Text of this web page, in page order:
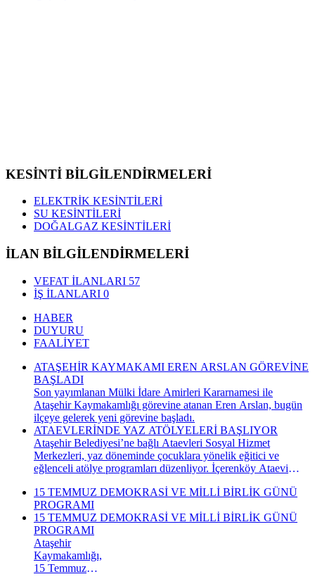
KESİNTİ BİLGİLENDİRMELERİ
ELEKTRİK KESİNTİLERİ
SU KESİNTİLERİ
DOĞALGAZ KESİNTİLERİ
İLAN BİLGİLENDİRMELERİ
VEFAT İLANLARI 57
İŞ İLANLARI 0
HABER
DUYURU
FAALİYET
ATAŞEHİR KAYMAKAMI EREN ARSLAN GÖREVİNE
BAŞLADI
Son yayımlanan Mülki İdare Amirleri Kararnamesi ile
Ataşehir Kaymakamlığı görevine atanan Eren Arslan, bugün
ilçeye gelerek yeni görevine başladı.
ATAEVLERİNDE YAZ ATÖLYELERİ BAŞLIYOR
Ataşehir Belediyesi’ne bağlı Ataevleri Sosyal Hizmet
Merkezleri, yaz döneminde çocuklara yönelik eğitici ve
eğlenceli atölye programları düzenliyor. İçerenköy Ataevi
kapsamında çocuklar hem yeni beceriler kazanacak hem de
keyifli bir yaz dönemi geçirecek.
15 TEMMUZ DEMOKRASİ VE MİLLİ BİRLİK GÜNÜ
PROGRAMI
15 TEMMUZ DEMOKRASİ VE MİLLİ BİRLİK GÜNÜ
PROGRAMI
Ataşehir
Kaymakamlığı,
15 Temmuz